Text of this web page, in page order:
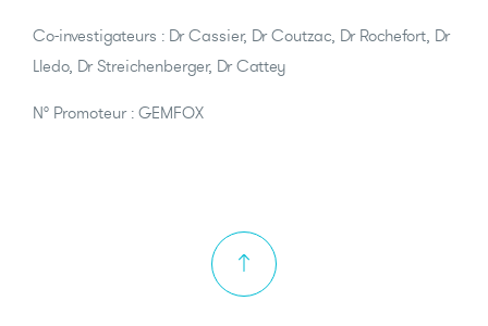
Co-investigateurs : Dr Cassier, Dr Coutzac, Dr Rochefort, Dr
Lledo, Dr Streichenberger, Dr Cattey
N° Promoteur : GEMFOX